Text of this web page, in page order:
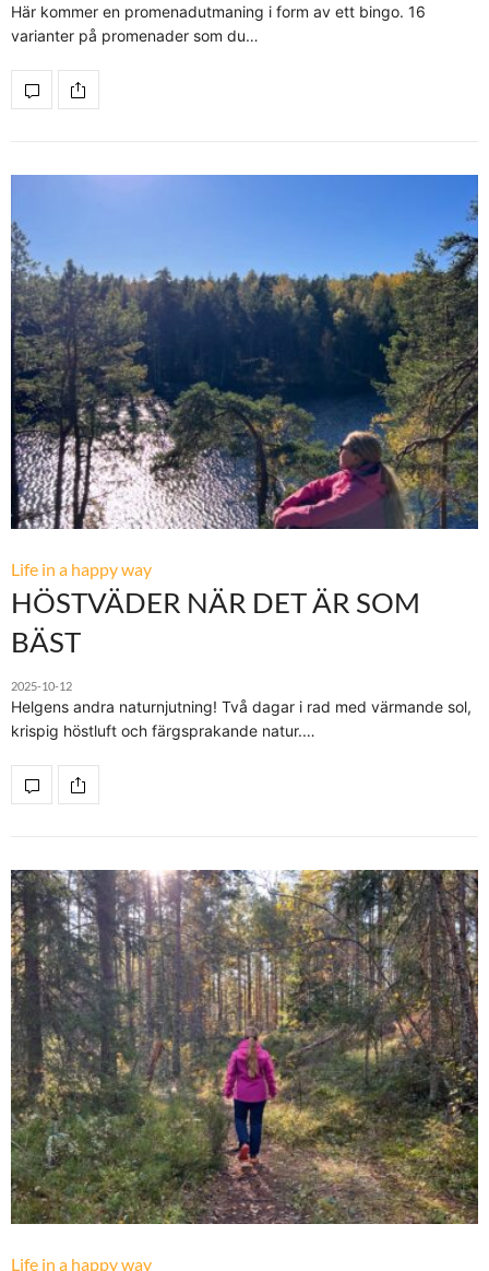
Här kommer en promenadutmaning i form av ett bingo. 16
varianter på promenader som du…
Life in a happy way
HÖSTVÄDER NÄR DET ÄR SOM
BÄST
2025-10-12
Helgens andra naturnjutning! Två dagar i rad med värmande sol,
krispig höstluft och färgsprakande natur.…
Life in a happy way